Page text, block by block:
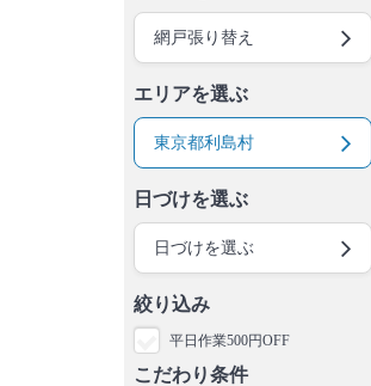
網戸張り替え
エリアを選ぶ
東京都利島村
日づけを選ぶ
日づけを選ぶ
絞り込み
平日作業500円OFF
こだわり条件